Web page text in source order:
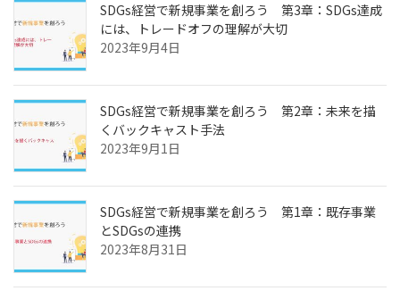
SDGs経営で新規事業を創ろう 第3章：SDGs達成
には、トレードオフの理解が大切
2023年9月4日
SDGs経営で新規事業を創ろう 第2章：未来を描
くバックキャスト手法
2023年9月1日
SDGs経営で新規事業を創ろう 第1章：既存事業
とSDGsの連携
2023年8月31日